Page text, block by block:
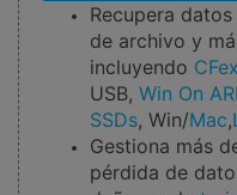
Recupera
de archivo y
incluyendo
USB,Win On
SSDs, Win/Mac,
Gestiona más
pérdida de